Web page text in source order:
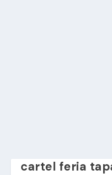
cartel feria